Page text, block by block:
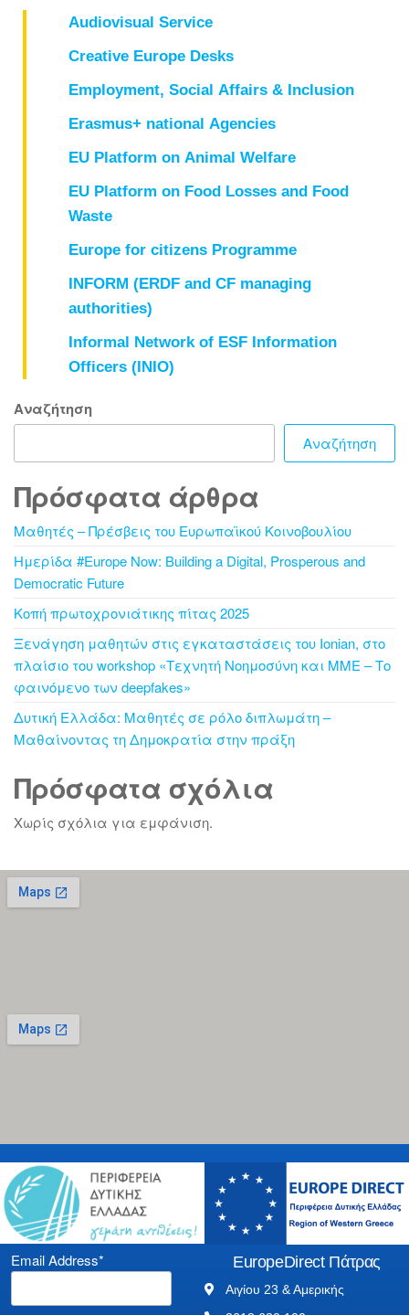
Audiovisual Service
Creative Europe Desks
Employment, Social Affairs & Inclusion
Erasmus+ national Agencies
EU Platform on Animal Welfare
EU Platform on Food Losses and Food
Waste
Europe for citizens Programme
INFORM (ERDF and CF managing
authorities)
Informal Network of ESF Information
Officers (INIO)
Αναζήτηση
Αναζήτηση
Πρόσφατα άρθρα
Μαθητές – Πρέσβεις του Ευρωπαϊκού Κοινοβουλίου
Ημερίδα #Europe Now: Building a Digital, Prosperous and
Democratic Future
Κοπή πρωτοχρονιάτικης πίτας 2025
Ξενάγηση μαθητών στις εγκαταστάσεις του Ionian, στο
πλαίσιο του workshop «Τεχνητή Νοημοσύνη και ΜΜΕ – Το
φαινόμενο των deepfakes»
Δυτική Ελλάδα: Μαθητές σε ρόλο διπλωμάτη –
Μαθαίνοντας τη Δημοκρατία στην πράξη
Πρόσφατα σχόλια
Χωρίς σχόλια για εμφάνιση.
Email Address* EuropeDirect Πάτρας
Αιγίου 23 & Αμερικής